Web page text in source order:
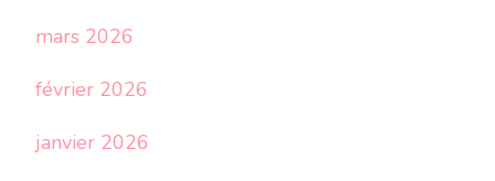
mars 2026
février 2026
janvier 2026